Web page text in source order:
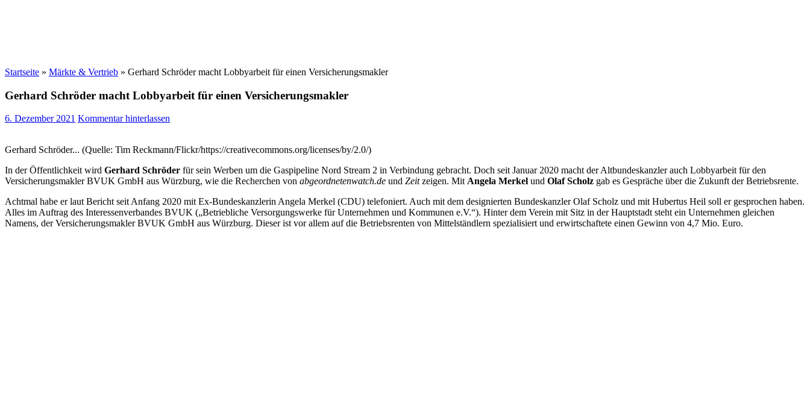
Startseite » Märkte & Vertrieb » Gerhard Schröder macht Lobbyarbeit für einen Versicherungsmakler
Gerhard Schröder macht Lobbyarbeit für einen Versicherungsmakler
6. Dezember 2021 Kommentar hinterlassen
Gerhard Schröder... (Quelle: Tim Reckmann/Flickr/https://creativecommons.org/licenses/by/2.0/)
In der Öffentlichkeit wird Gerhard Schröder für sein Werben um die Gaspipeline Nord Stream 2 in Verbindung gebracht. Doch seit Januar 2020 macht der Altbundeskanzler auch Lobbyarbeit für den
Versicherungsmakler BVUK GmbH aus Würzburg, wie die Recherchen von abgeordnetenwatch.de und Zeitzeigen. MitAngela Merkel und Olaf Scholz gab es Gespräche über die Zukunft der Betriebsrente.
Achtmal habe er laut Bericht seit Anfang 2020 mit Ex-Bundeskanzlerin Angela Merkel (CDU) telefoniert. Auch mit dem designierten Bundeskanzler Olaf Scholz und mit Hubertus Heil soll er gesprochen haben.
Alles im Auftrag des Interessenverbandes BVUK („Betriebliche Versorgungswerke für Unternehmen und Kommunen e.V.“). Hinter dem Verein mit Sitz in der Hauptstadt steht ein Unternehmen gleichen
Namens, der Versicherungsmakler BVUK GmbH aus Würzburg. Dieser ist vor allem auf die Betriebsrenten von Mittelständlern spezialisiert und erwirtschaftete einen Gewinn von 4,7 Mio. Euro.